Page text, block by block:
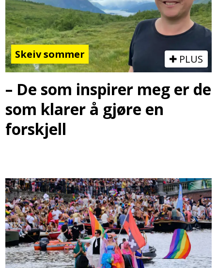
Skeiv sommer PLUS
– De som inspirer meg er de
som klarer å gjøre en
forskjell